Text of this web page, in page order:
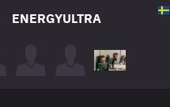
ENERGYULTRA